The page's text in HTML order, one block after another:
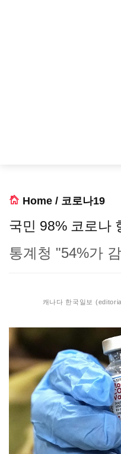
Home / 코로나19
국민 98% 코로나
통계청 "54%가
캐나다 한국일보